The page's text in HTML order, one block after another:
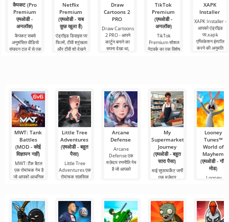
कैपकट (Pro
Premium
एमओडी -
अनलॉक)
कैपकट सबसे
अनुशंसित वीडियो
संपादन टूल में से एक
Netflix
Premium
(एमओडी - सब
कुछ खुला है)
एंड्रॉइड डिवाइस पर
फिल्में, टीवी श्रृंखला
और टीवी शो देखने
Draw
Cartoons 2
PRO
Draw Cartoons
2 PRO - आपने
कार्टून बनाने का
सपना देखा था,
TikTok
Premium
(एमओडी -
अनलॉक)
TikTok
Premium सोशल
नेटवर्क का एक विशेष
XAPK
Installer
XAPK Installer -
आपको एंड्रॉइड
पर.xapk
एप्लिकेशन इंस्टॉल
करने की अनुमति
MWT: Tank
Battles
(MOD - कोई
विज्ञापन नहीं)
MWT: टैंक बैटल
एक रोमांचक गेम है
जो आपको आधुनिक
Little Tree
Adventures
(एमओडी - बहुत
पैसा)
Little Tree
Adventures एक
रोमांचक साहसिक
Arcane
Defense
Arcane
Defense एक
मज़ेदार रणनीति गेम
है जो आपको
My
Supermarket
Journey
(एमओडी - बहुत
सारा पैसा)
माई सुपरमार्केट जर्नी
एक मजेदार
Looney
Tunes™
World of
Mayhem
(एमओडी - गॉड
मोड)
Looney